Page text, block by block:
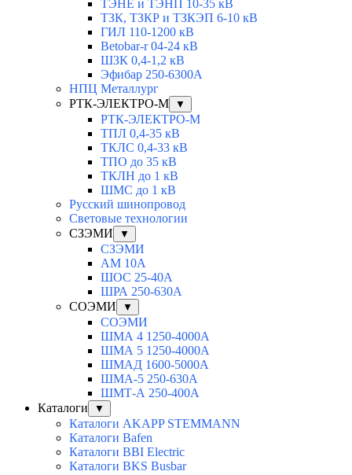
ТЭНЕ и ТЭНП 10-35 кВ
ТЗК, ТЗКР и ТЗКЭП 6-10 кВ
ГИЛ 110-1200 кВ
Betobar-r 04-24 кВ
ШЗК 0,4-1,2 кВ
Эфибар 250-6300А
НПЦ Металлург
РТК-ЭЛЕКТРО-М
▼
РТК-ЭЛЕКТРО-М
ТПЛ 0,4-35 кВ
ТКЛC 0,4-33 кВ
ТПО до 35 кВ
ТКЛН до 1 кВ
ШМС до 1 кВ
Русский шинопровод
Световые технологии
СЗЭМИ
▼
СЗЭМИ
АМ 10А
ШОС 25-40А
ШРА 250-630А
СОЭМИ
▼
СОЭМИ
ШМА 4 1250-4000А
ШМА 5 1250-4000А
ШМАД 1600-5000А
ШМА-5 250-630А
ШМТ-А 250-400А
Каталоги
▼
Каталоги AKAPP STEMMANN
Каталоги Bafen
Каталоги BBI Electric
Каталоги BKS Busbar